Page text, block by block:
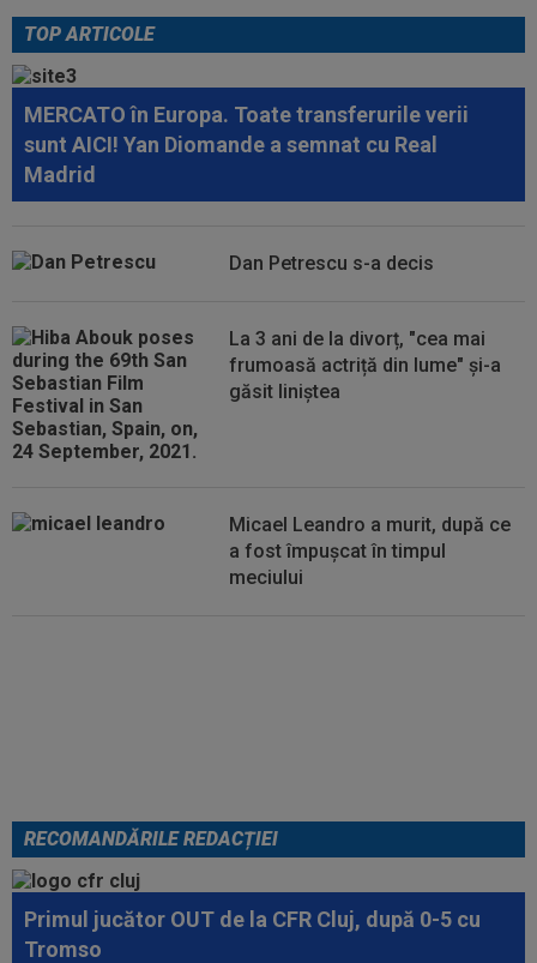
08:27
S-a încheiat ”telenovela” transferului lui Julian
Alvarez
08:26
Vinicius Junior, mesaj pentru Florentino Perez
și Jose Mourinho, după ce a...
08:19
Primul jucător OUT de la CFR Cluj, după 0-5 cu
08:13
După ce au refuzat să cânte imnul naţional şi au
07:55
Gata: Rodri și-a dat acordul pentru transfer!
Agentul său a ”rupt” tăcerea
TOP ARTICOLE
MERCATO în Europa. Toate transferurile verii
sunt AICI! Yan Diomande a semnat cu Real
Madrid
Dan Petrescu s-a decis
La 3 ani de la divorț, "cea mai
frumoasă actriță din lume" și-a
găsit liniștea
Micael Leandro a murit, după ce
a fost împușcat în timpul
meciului
RECOMANDĂRILE REDACȚIEI
Primul jucător OUT de la CFR Cluj, după 0-5 cu
Tromso